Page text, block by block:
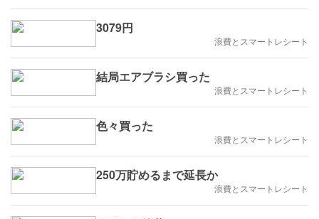
3079円
浪費とスマートレシート
結局エアブラシ買った
浪費とスマートレシート
色々買った
浪費とスマートレシート
250万貯めるまで延長か
浪費とスマートレシート